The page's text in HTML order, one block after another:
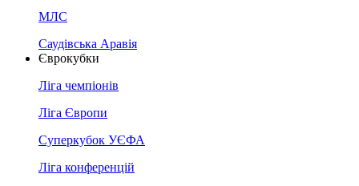
МЛС
Саудівська Аравія
Єврокубки
Ліга чемпіонів
Ліга Європи
Суперкубок УЄФА
Ліга конференцій